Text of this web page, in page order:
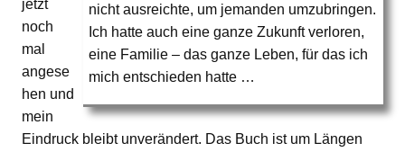
nicht ausreichte, um jemanden umzubringen.
Ich hatte auch eine ganze Zukunft verloren,
eine Familie – das ganze Leben, für das ich
mich entschieden hatte …
jetzt
noch
mal
angese
hen und
mein
Eindruck bleibt unverändert. Das Buch ist um Längen